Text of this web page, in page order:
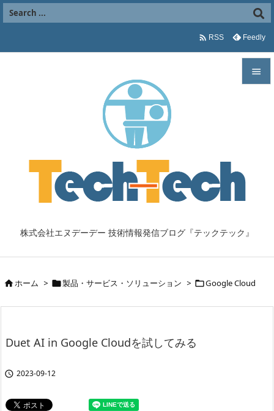
株式会社エヌデーデー 技術情報発信ブログ『テックテック』

 RSS Feedly
ホーム > 製品・サービス・ソリューション > Google Cloud
Duet AI in Google Cloudを試してみる
 2023-09-12